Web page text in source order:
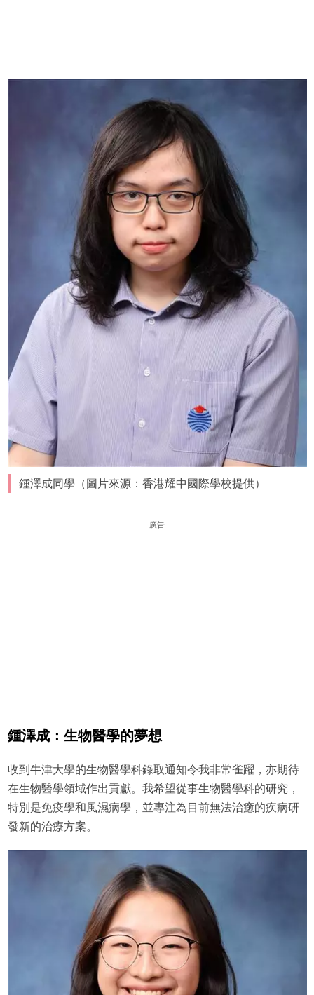
鍾澤成同學（圖片來源：香港耀中國際學校提供）
廣告
鍾澤成：生物醫學的夢想
收到牛津大學的生物醫學科錄取通知令我非常雀躍，亦期待
在生物醫學領域作出貢獻。我希望從事生物醫學科的研究，
特別是免疫學和風濕病學，並專注為目前無法治癒的疾病研
發新的治療方案。